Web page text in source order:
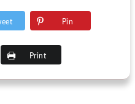
Pin
Print